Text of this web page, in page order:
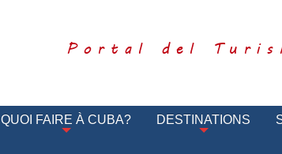
Portal del
QUOI FAIRE À CUBA? DESTINATIONS